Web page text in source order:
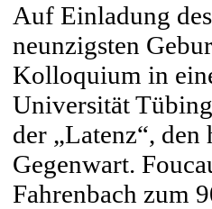
Auf Einladung
neunzigsten
Kolloquium in
Universität
der „Latenz“,
Gegenwart.
Fahrenbach zum